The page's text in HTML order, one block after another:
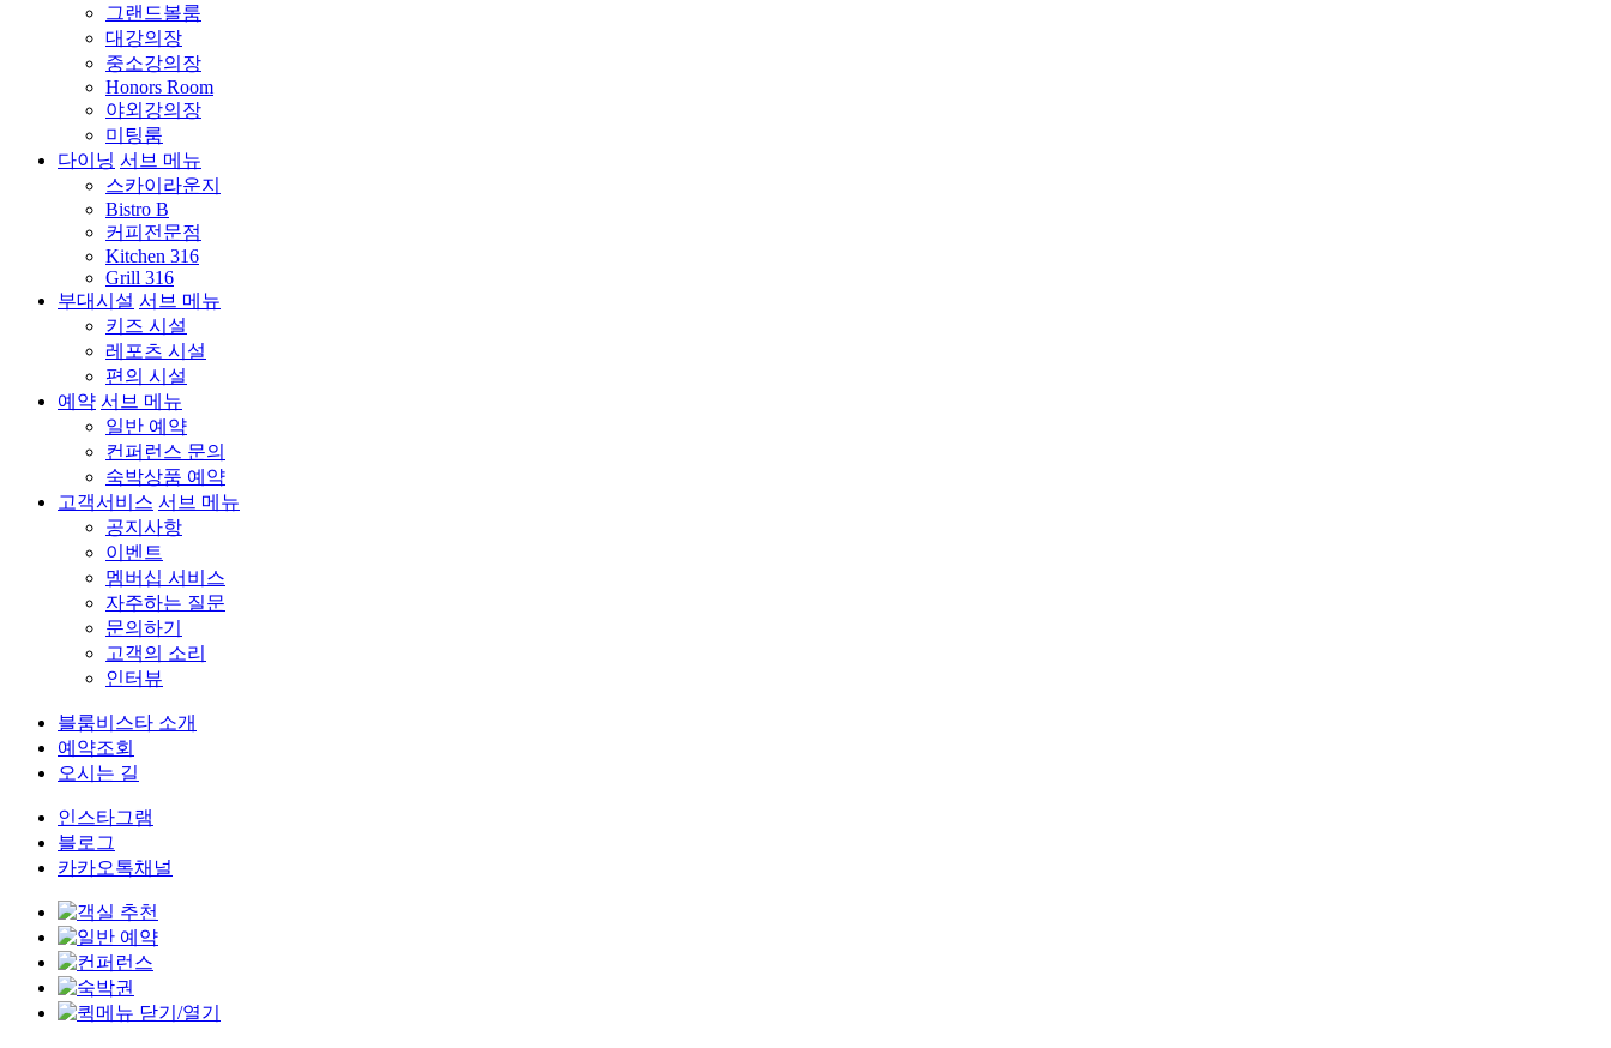
그랜드볼룸
대강의장
중소강의장
Honors Room
야외강의장
미팅룸
다이닝 서브 메뉴
스카이라운지
Bistro B
커피전문점
Kitchen 316
Grill 316
부대시설 서브 메뉴
키즈 시설
레포츠 시설
편의 시설
예약 서브 메뉴
일반 예약
컨퍼런스 문의
숙박상품 예약
고객서비스 서브 메뉴
공지사항
이벤트
멤버십 서비스
자주하는 질문
문의하기
고객의 소리
인터뷰
블룸비스타 소개
예약조회
오시는 길
인스타그램
블로그
카카오톡채널